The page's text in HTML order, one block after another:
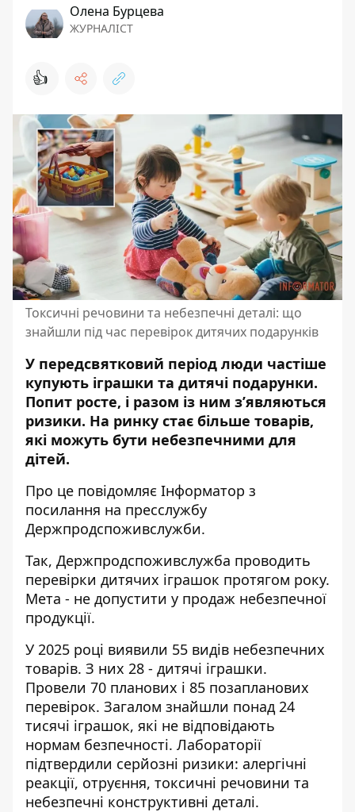
Олена Бурцева
ЖУРНАЛІСТ
👍
Токсичні речовини та небезпечні деталі: що
знайшли під час перевірок дитячих подарунків
У передсвятковий період люди частіше
купують іграшки та дитячі подарунки.
Попит росте, і разом із ним з’являються
ризики. На ринку стає більше товарів,
які можуть бути небезпечними для
дітей.
Про це повідомляє Інформатор з
посилання на пресслужбу
Держпродспоживслужби.
Так, Держпродспоживслужба проводить
перевірки дитячих іграшок протягом року.
Мета - не допустити у продаж небезпечної
продукції.
У 2025 році виявили 55 видів небезпечних
товарів. З них 28 - дитячі іграшки.
Провели 70 планових і 85 позапланових
перевірок. Загалом знайшли понад 24
тисячі іграшок, які не відповідають
нормам безпечності. Лабораторії
підтвердили серйозні ризики: алергічні
реакції, отруєння, токсичні речовини та
небезпечні конструктивні деталі.